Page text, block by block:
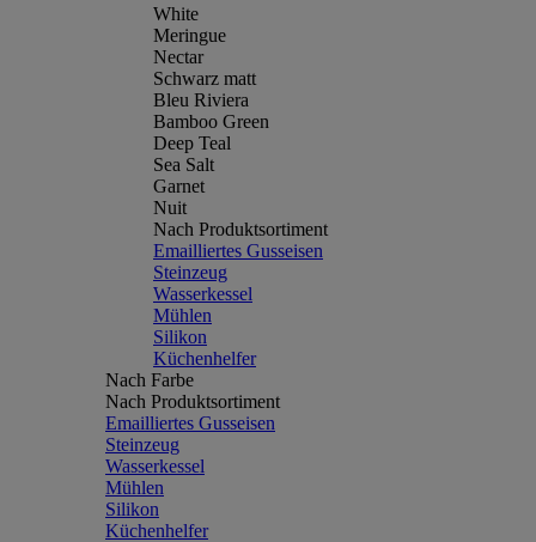
White
Meringue
Nectar
Schwarz matt
Bleu Riviera
Bamboo Green
Deep Teal
Sea Salt
Garnet
Nuit
Nach Produktsortiment
Emailliertes Gusseisen
Steinzeug
Wasserkessel
Mühlen
Silikon
Küchenhelfer
Nach Farbe
Nach Produktsortiment
Emailliertes Gusseisen
Steinzeug
Wasserkessel
Mühlen
Silikon
Küchenhelfer